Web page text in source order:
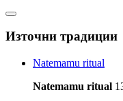
Източни традиции
Natemamu ritual
Natemamu ritual